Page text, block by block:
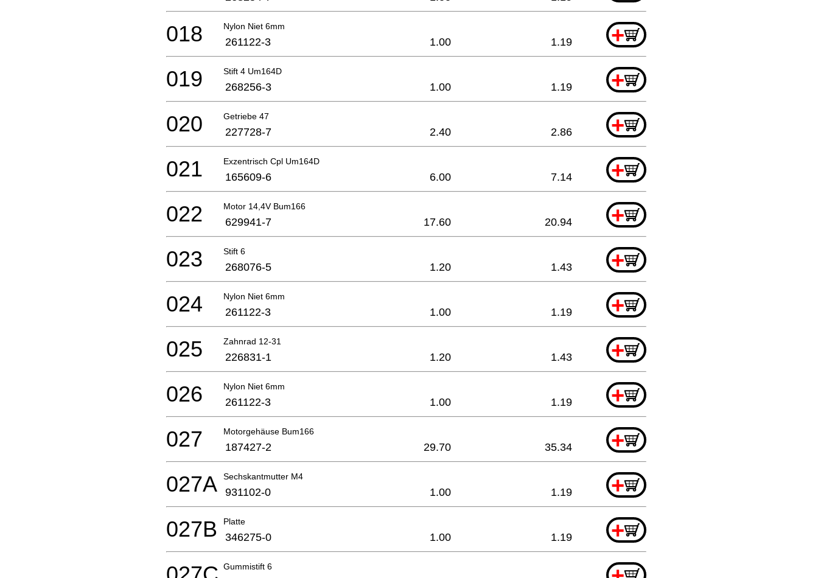
Nylon Niet 6mm +
018 261122-3 1.00 1.19
Stift 4 Um164D +
019 268256-3 1.00 1.19
Getriebe 47 +
020 227728-7 2.40 2.86
Exzentrisch Cpl Um164D +
021 165609-6 6.00 7.14
Motor 14,4V Bum166 +
022 629941-7 17.60 20.94
Stift 6 +
023 268076-5 1.20 1.43
Nylon Niet 6mm +
024 261122-3 1.00 1.19
Zahnrad 12-31 +
025 226831-1 1.20 1.43
Nylon Niet 6mm +
026 261122-3 1.00 1.19
Motorgehäuse Bum166 +
027 187427-2 29.70 35.34
Sechskantmutter M4 +
027A 931102-0 1.00 1.19
Platte +
027B 346275-0 1.00 1.19
Gummistift 6